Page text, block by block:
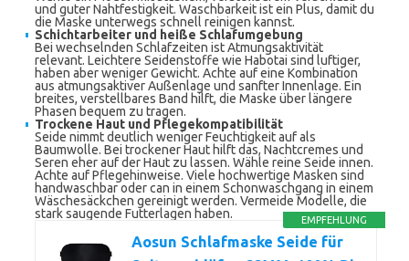
und guter Nahtfestigkeit. Waschbarkeit ist ein Plus, damit du
die Maske unterwegs schnell reinigen kannst.
Schichtarbeiter und heiße Schlafumgebung
Bei wechselnden Schlafzeiten ist Atmungsaktivität
relevant. Leichtere Seidenstoffe wie Habotai sind luftiger,
haben aber weniger Gewicht. Achte auf eine Kombination
aus atmungsaktiver Außenlage und sanfter Innenlage. Ein
breites, verstellbares Band hilft, die Maske über längere
Phasen bequem zu tragen.
Trockene Haut und Pflegekompatibilität
Seide nimmt deutlich weniger Feuchtigkeit auf als
Baumwolle. Bei trockener Haut hilft das, Nachtcremes und
Seren eher auf der Haut zu lassen. Wähle reine Seide innen.
Achte auf Pflegehinweise. Viele hochwertige Masken sind
handwaschbar oder can in einem Schonwaschgang in einem
Wäschesäckchen gereinigt werden. Vermeide Modelle, die
stark saugende Futterlagen haben.
EMPFEHLUNG
Aosun Schlafmaske Seide für